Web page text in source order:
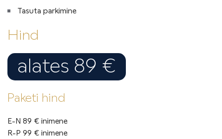
Tasuta parkimine
Hind
alates 89 €
Paketi hind
E-N 89 € inimene
R-P 99 € inimene